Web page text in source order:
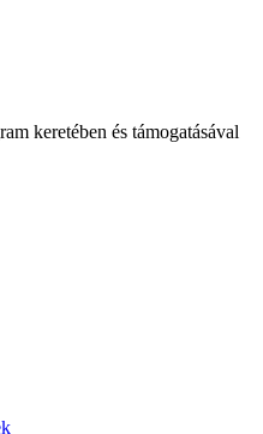
keretében és támogatásával